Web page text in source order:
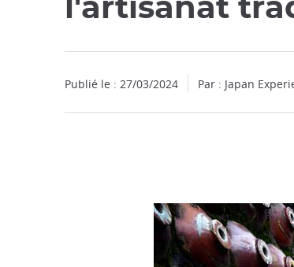
l'artisanat
Publié le : 27/03/2024 Par : Japan